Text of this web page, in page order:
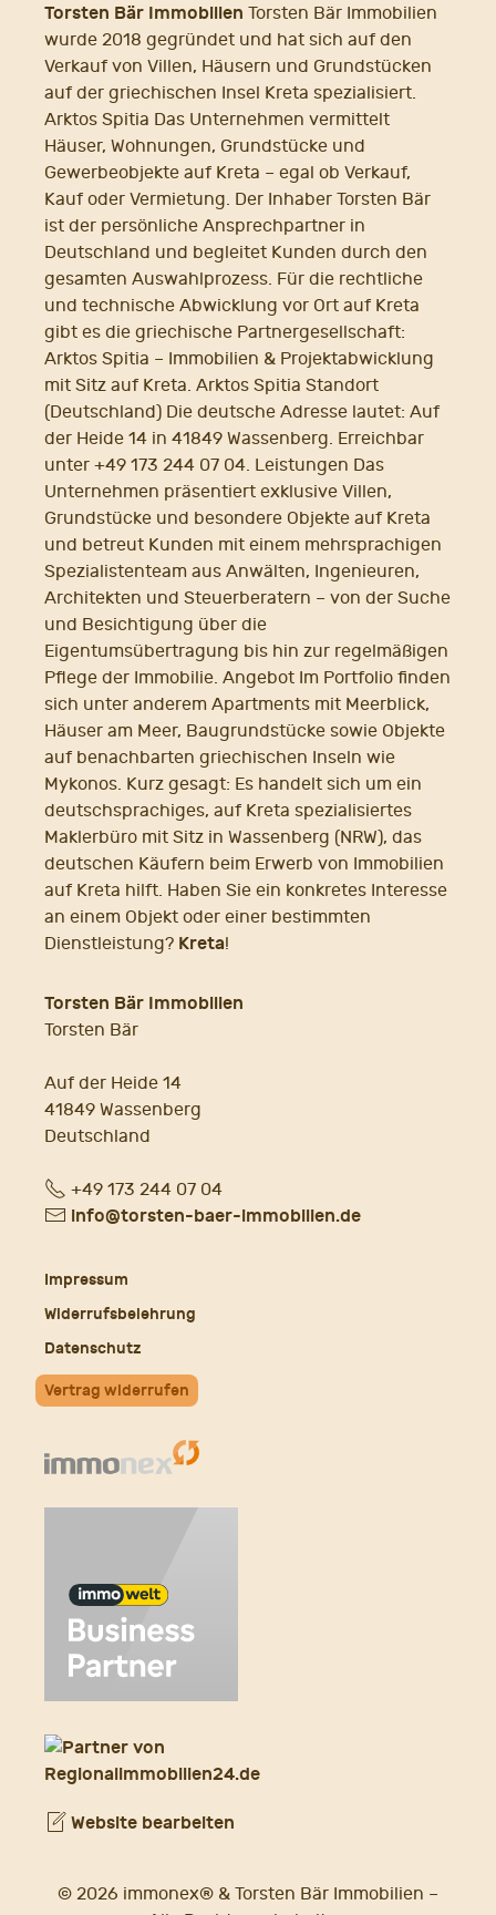
Torsten Bär Immobilien Torsten Bär Immobilien
wurde 2018 gegründet und hat sich auf den
Verkauf von Villen, Häusern und Grundstücken
auf der griechischen Insel Kreta spezialisiert.
Arktos Spitia Das Unternehmen vermittelt
Häuser, Wohnungen, Grundstücke und
Gewerbeobjekte auf Kreta – egal ob Verkauf,
Kauf oder Vermietung. Der Inhaber Torsten Bär
ist der persönliche Ansprechpartner in
Deutschland und begleitet Kunden durch den
gesamten Auswahlprozess. Für die rechtliche
und technische Abwicklung vor Ort auf Kreta
gibt es die griechische Partnergesellschaft:
Arktos Spitia – Immobilien & Projektabwicklung
mit Sitz auf Kreta. Arktos Spitia Standort
(Deutschland) Die deutsche Adresse lautet: Auf
der Heide 14 in 41849 Wassenberg. Erreichbar
unter +49 173 244 07 04. Leistungen Das
Unternehmen präsentiert exklusive Villen,
Grundstücke und besondere Objekte auf Kreta
und betreut Kunden mit einem mehrsprachigen
Spezialistenteam aus Anwälten, Ingenieuren,
Architekten und Steuerberatern – von der Suche
und Besichtigung über die
Eigentumsübertragung bis hin zur regelmäßigen
Pflege der Immobilie. Angebot Im Portfolio finden
sich unter anderem Apartments mit Meerblick,
Häuser am Meer, Baugrundstücke sowie Objekte
auf benachbarten griechischen Inseln wie
Mykonos. Kurz gesagt: Es handelt sich um ein
deutschsprachiges, auf Kreta spezialisiertes
Maklerbüro mit Sitz in Wassenberg (NRW), das
deutschen Käufern beim Erwerb von Immobilien
auf Kreta hilft. Haben Sie ein konkretes Interesse
an einem Objekt oder einer bestimmten
Dienstleistung? Kreta!
Torsten Bär Immobilien
Torsten Bär
Auf der Heide 14
41849 Wassenberg
Deutschland
Fon+49 173 244 07 04
E- info@torsten-baer-immobilien.de
Impressum
Widerrufsbelehrung
Datenschutz
Vertrag widerrufen
Website bearbeiten
© 2026 immonex® & Torsten Bär Immobilien –